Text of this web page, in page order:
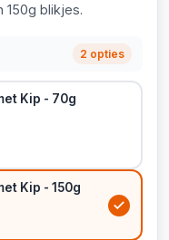
150g blikjes.
2 opties
Kip - 70g
Kip - 150g